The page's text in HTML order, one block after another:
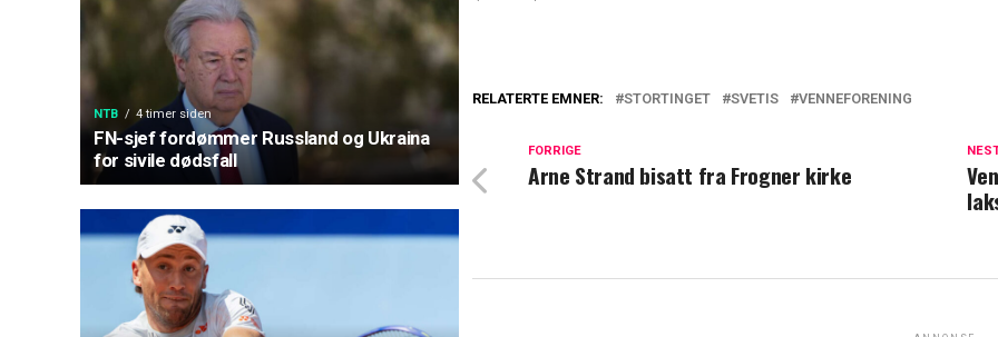
NTB 4 timer siden
FN-sjef fordømmer Russland og Ukraina
for sivile dødsfall
RELATERTE EMNER: STORTINGET SVETIS VENNEFORENING
FORRIGE
Arne Strand bisatt fra Frogner kirke